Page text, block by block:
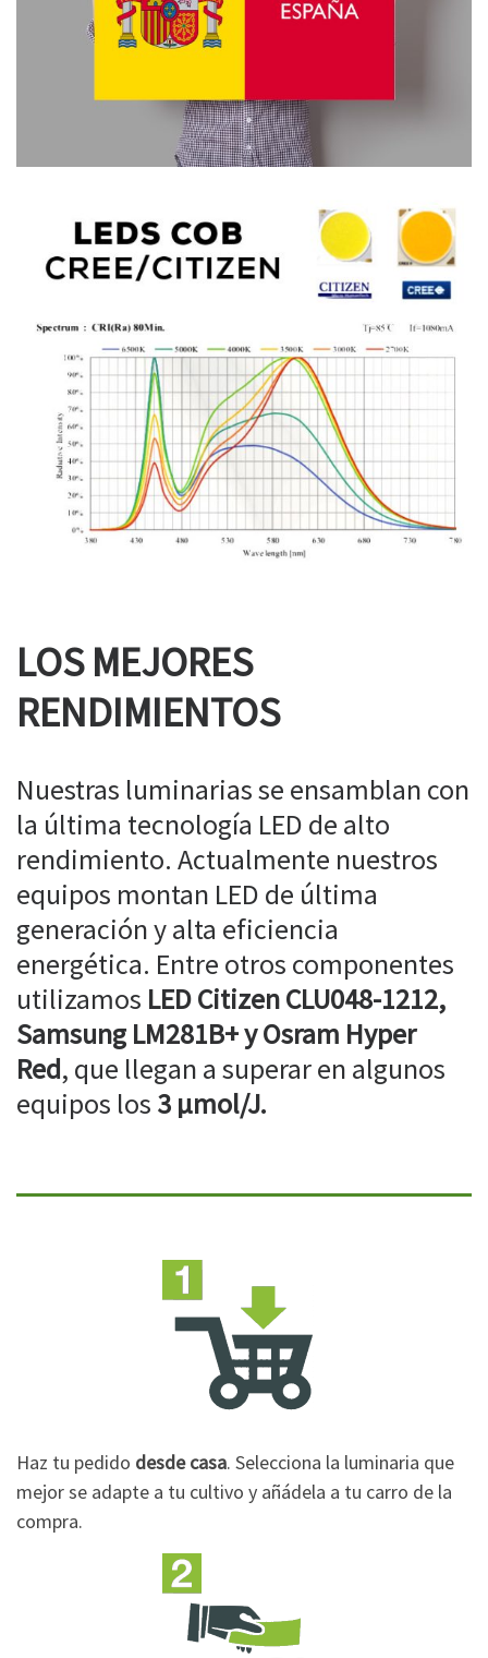
LOS MEJORES
RENDIMIENTOS
Nuestras luminarias se ensamblan con
la última tecnología LED de alto
rendimiento. Actualmente nuestros
equipos montan LED de última
generación y alta eficiencia
energética. Entre otros componentes
utilizamos LED Citizen CLU048-1212,
Samsung LM281B+ y Osram Hyper
Red, que llegan a superar en algunos
equipos los 3 µmol/J.
Haz tu pedido desde casa. Selecciona la luminaria que
mejor se adapte a tu cultivo y añádela a tu carro de la
compra.